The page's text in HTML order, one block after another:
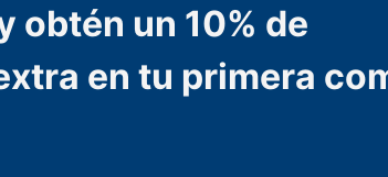
obtén un 10% de
en tu primera